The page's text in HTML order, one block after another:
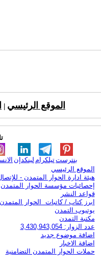
الموقع الرئيسي
لينكدإن تيلكرامبنترست
الموقع الرئيسي
هيئة ادارة الحوار المتمدن -
إحصائيات مؤسسة الحوار المتمدن
قواعد النشر
ابرز كتاب / كاتبات الحوار المتمدن
يوتيوب التمدن
مكتبة التمدن
عدد الزوار: 3,430,943,054
اضافة موضوع جديد
اضافة الاخبار
حملات الحوار المتمدن التضامنية